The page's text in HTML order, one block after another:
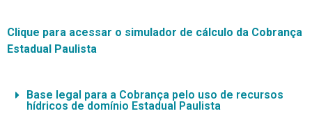
Clique para acessar o simulador de cálculo da Cobrança
Estadual Paulista
Base legal para a Cobrança pelo uso de recursos
hídricos de domínio Estadual Paulista